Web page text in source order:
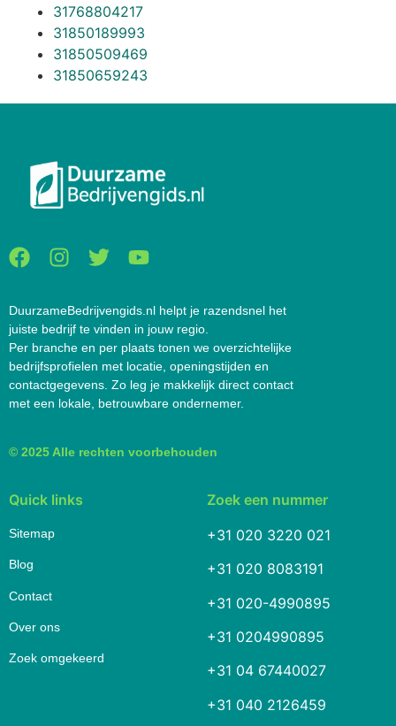
31768804217
31850189993
31850509469
31850659243
DuurzameBedrijvengids.nl helpt je razendsnel het
juiste bedrijf te vinden in jouw regio.
Per branche en per plaats tonen we overzichtelijke
bedrijfsprofielen met locatie, openingstijden en
contactgegevens. Zo leg je makkelijk direct contact
met een lokale, betrouwbare ondernemer.
© 2025 Alle rechten voorbehouden
Quick links
Sitemap
Blog
Contact
Over ons
Zoek omgekeerd
Zoek een nummer
+31 020 3220 021
+31 020 8083191
+31 020-4990895
+31 0204990895
+31 04 67440027
+31 040 2126459